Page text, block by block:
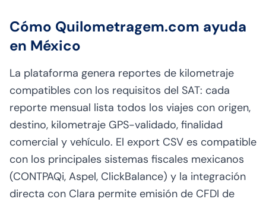
Cómo Quilometragem.com ayuda
en México
La plataforma genera reportes de kilometraje
compatibles con los requisitos del SAT: cada
reporte mensual lista todos los viajes con origen,
destino, kilometraje GPS-validado, finalidad
comercial y vehículo. El export CSV es compatible
con los principales sistemas fiscales mexicanos
(CONTPAQi, Aspel, ClickBalance) y la integración
directa con Clara permite emisión de CFDI de